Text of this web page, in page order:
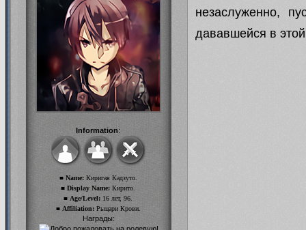
Information:
■ Name:Киригая Кадзуто.
■ Display Name: Кирито.
■ Age/Level: 16 лет, 96.
■ Affiliation:Рыцари Крови.
Награды:
незаслуженно,
дававшейся в